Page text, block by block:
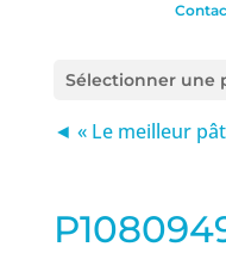
Sélectionner une
◄ « Le meilleur